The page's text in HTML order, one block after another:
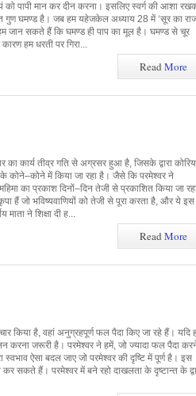
पापी मान कर दीन करना। इसलिए स्वर्ग की आशा
गुण घमण्ड है। जब हम यहेजकेल अध्याय 28 में ‘सूर का
जान सकते हैं कि घमण्ड ही पाप का मूल है। घमण्ड से चूर
हम धरती पर गिरा...
ReadMore
कार्य तीव्र गति से अग्रसर हुआ है, जिसके द्वारा
के कोने–कोने में किया जा रहा है। जैसे कि परमेश्वर ने
का प्रकाश दिनों–दिन तेजी से प्रकाशित किया जा
हैं जो भविष्यवाणियों को तेजी से पूरा करता है, और ये
ने शिक्षा दी ह...
ReadMore
किया है, वहां अनुग्रहपूर्ण फल पैदा किए जा रहे हैं। यदि
करना जरूरी है। परमेश्वर ने हमें, जो ज्यादा फल पैदा
ऐसा बदल जाए जो परमेश्वर की दृष्टि में पूर्ण है। इस
सकते हैं। परमेश्वर में बने रहो दाखलता के दृष्टान्त के